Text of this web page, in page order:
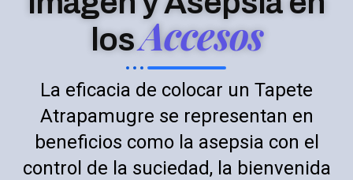
losAccesos
La eficacia de colocar un Tapete
Atrapamugre se representan en
beneficios como la asepsia con el
control de la suciedad, la bienvenida